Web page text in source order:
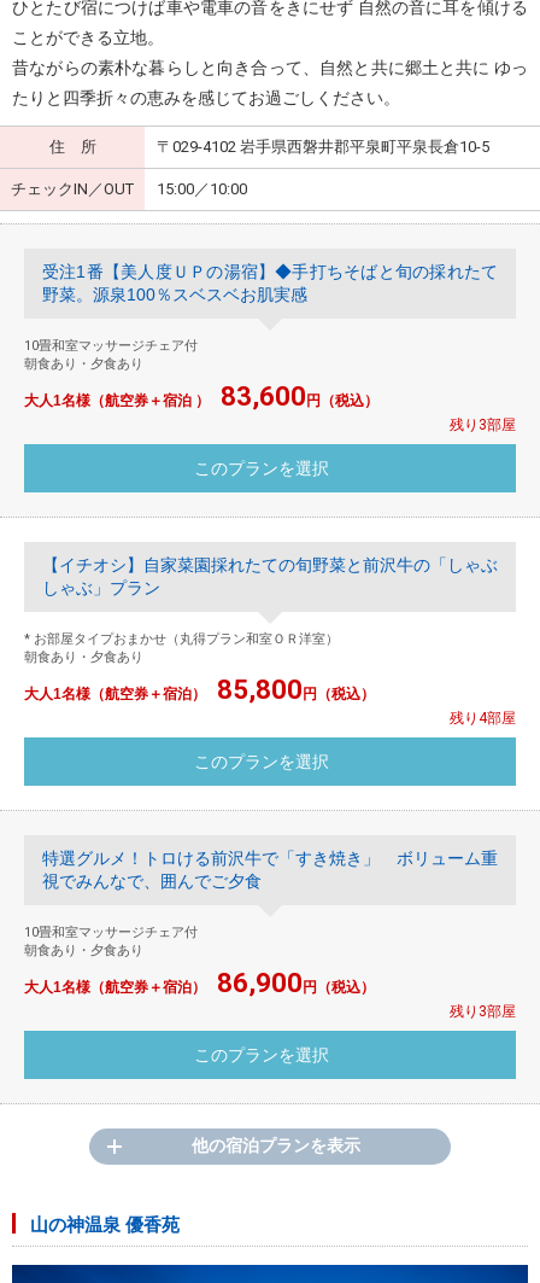
ひとたび宿につけば車や電車の音をきにせず 自然の音に耳を傾ける
ことができる立地。
昔ながらの素朴な暮らしと向き合って、自然と共に郷土と共に ゆっ
たりと四季折々の恵みを感じてお過ごしください。
住 所 〒029-4102 岩手県西磐井郡平泉町平泉長倉10-5
チェックIN／OUT 15:00／10:00
受注1番【美人度ＵＰの湯宿】◆手打ちそばと旬の採れたて
野菜。源泉100％スベスベお肌実感
10畳和室マッサージチェア付
朝食あり・夕食あり
大人1名様（航空券＋宿泊 ） 83,600円（税込）
残り3部屋
【イチオシ】自家菜園採れたての旬野菜と前沢牛の「しゃぶ
しゃぶ」プラン
* お部屋タイプおまかせ（丸得プラン和室ＯＲ洋室）
朝食あり・夕食あり
大人1名様（航空券＋宿泊） 85,800円（税込）
残り4部屋
特選グルメ！トロける前沢牛で「すき焼き」 ボリューム重
視でみんなで、囲んでご夕食
10畳和室マッサージチェア付
朝食あり・夕食あり
大人1名様（航空券＋宿泊） 86,900円（税込）
残り3部屋
他の宿泊プランを表示
山の神温泉 優香苑